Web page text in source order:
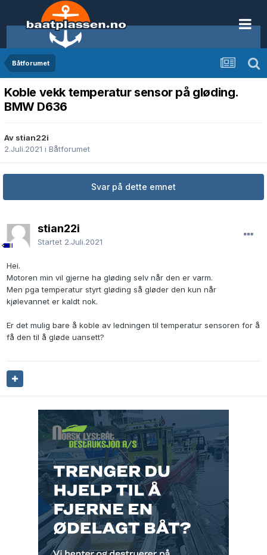
Båtforumet
Koble vekk temperatur sensor på gløding.
BMW D636
Av stian22i
2.Juli.2021 i Båtforumet
Svar på dette emnet
stian22i
Startet 2.Juli.2021
Hei.
Motoren min vil gjerne ha gløding selv når den er varm.
Men pga temperatur styrt gløding så gløder den kun når
kjølevannet er kaldt nok.
Er det mulig bare å koble av ledningen til temperatur sensoren for å
få den til å gløde uansett?